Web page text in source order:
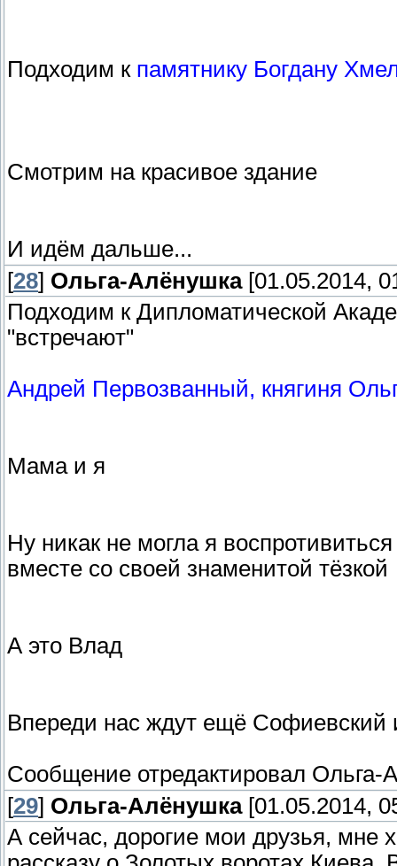
Подходим к памятнику Богдану
Смотрим на красивое здание
И идём дальше...
[28] Ольга-Алёнушка[01.05.2014,
Подходим к Дипломатической
"встречают"
Андрей Первозванный, княгиня
Мама и я
Ну никак не могла я
вместе со своей знаменитой тёзкой
А это Влад
Впереди нас ждут ещё
Сообщение отредактировал Ольга-
[29] Ольга-Алёнушка[01.05.2014,
А сейчас, дорогие мои друзья, мне